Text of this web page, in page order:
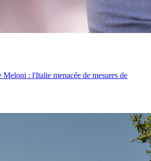
Meloni : l'Italie menacée de mesures de